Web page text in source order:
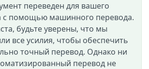
переведен для вашего
с помощью машинного перевода.
будьте уверены, что мы
все усилия, чтобы обеспечить
точный перевод. Однако ни
перевод не